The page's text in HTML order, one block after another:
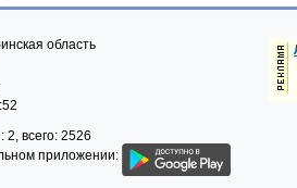
область
2, всего: 2526
приложении: